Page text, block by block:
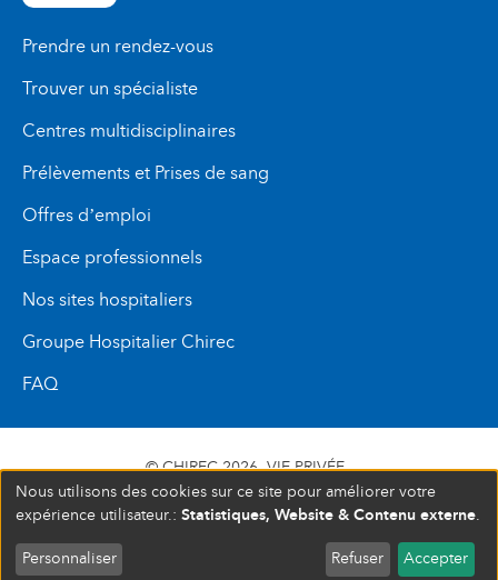
Prendre un rendez-vous
Trouver un spécialiste
Centres multidisciplinaires
Prélèvements et Prises de sang
Offres d’emploi
Espace professionnels
Nos sites hospitaliers
Groupe Hospitalier Chirec
FAQ
© CHIREC 2026 VIE PRIVÉE
SIÈGE SOCIAL BOULEVARD DU TRIOMPHE 201 1160
BRUXELLES N° D’ENTREPRISE : 472 937 059
Nous utilisons des cookies sur ce site pour améliorer votre
expérience utilisateur.: Statistiques, Website & Contenu externe.
Personnaliser Refuser Accepter